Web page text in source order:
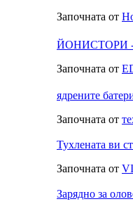
Започната от
ЙОНИСТОРИ -
Започната от
ядрените
Започната от
Тухлената ви
Започната от
Зарядно за